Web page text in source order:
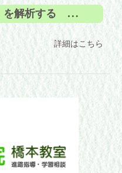
最短で『わかる！』を～
詳細はこちら